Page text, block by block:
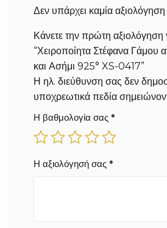
Δεν υπάρχει καμία
Κάνετε την πρώτη αξιολόγηση
“Χειροποίητα Στέφανα Γάμου
και Ασήμι 925° XS-0417”
Η ηλ. διεύθυνση σας δεν
υποχρεωτικά πεδία
Η βαθμολογία σας *
Η αξιολόγησή σας *